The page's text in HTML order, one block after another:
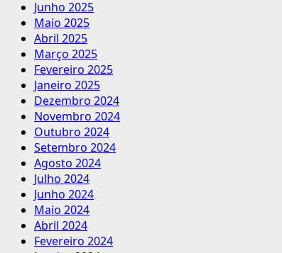
Junho 2025
Maio 2025
Abril 2025
Março 2025
Fevereiro 2025
Janeiro 2025
Dezembro 2024
Novembro 2024
Outubro 2024
Setembro 2024
Agosto 2024
Julho 2024
Junho 2024
Maio 2024
Abril 2024
Fevereiro 2024